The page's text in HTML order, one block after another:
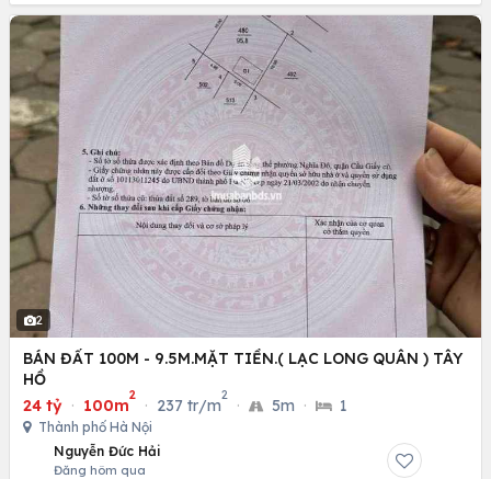
2
BÁN ĐẤT 100M - 9.5M.MẶT TIỀN.( LẠC LONG QUÂN ) TÂY
HỒ
24 tỷ · 100m
2
· 237 tr/m
2
· 5m · 1
Thành phố Hà Nội
Nguyễn Đức Hải
Đăng hôm qua